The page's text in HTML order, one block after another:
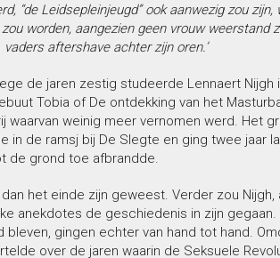
“de Leidsepleinjeugd” ook aanwezig zou
worden, aangezien geen vrouw weerstand
aftershave achter zijn oren.’
de jaren zestig studeerde Lennaert Nijgh
Tobia of De ontdekking van het
waarvan weinig meer vernomen werd. Het
in de ramsj bij De Slegte en ging twee jaar
de grond toe afbrandde.
het einde zijn geweest. Verder zou
anekdotes de geschiedenis in zijn
bleven, gingen echter van hand tot hand.
over de jaren waarin de Seksuele